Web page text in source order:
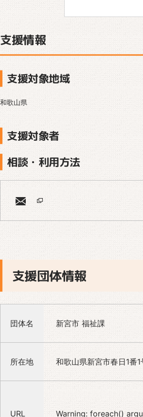
支援情報
支援対象地域
和歌山県
支援対象者
相談・利用方法
支援団体情報
団体名 新宮市 福祉課
所在地 和歌山県新宮市春日1番1
URL Warning: foreach()